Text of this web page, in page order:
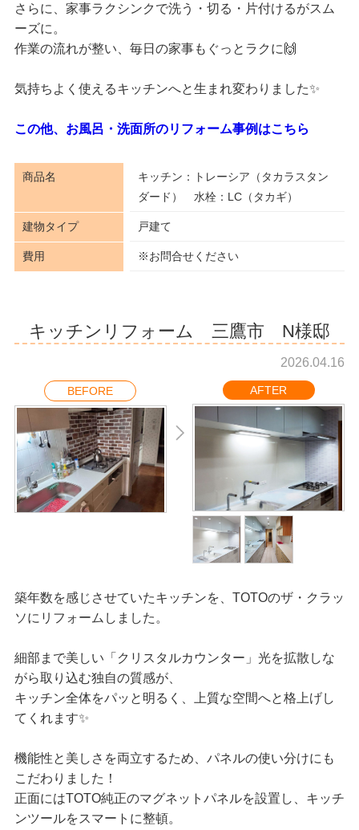
さらに、家事ラクシンクで洗う・切る・片付けるがスム
ーズに。
作業の流れが整い、毎日の家事もぐっとラクに🙌
気持ちよく使えるキッチンへと生まれ変わりました✨
この他、お風呂・洗面所のリフォーム事例はこちら
商品名
キッチン：トレーシア（タカラスタン
ダード） 水栓：LC（タカギ）
建物タイプ 戸建て
費用 ※お問合せください
キッチンリフォーム 三鷹市 N様邸
2026.04.16
BEFORE AFTER
築年数を感じさせていたキッチンを、TOTOのザ・クラッ
ソにリフォームしました。
細部まで美しい「クリスタルカウンター」光を拡散しな
がら取り込む独自の質感が、
キッチン全体をパッと明るく、上質な空間へと格上げし
てくれます✨
機能性と美しさを両立するため、パネルの使い分けにも
こだわりました！
正面にはTOTO純正のマグネットパネルを設置し、キッチ
ンツールをスマートに整頓。